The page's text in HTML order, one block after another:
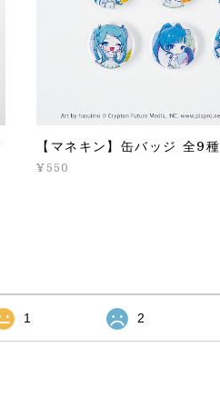
【マネキン】缶バッジ 全9種
¥550
1 2